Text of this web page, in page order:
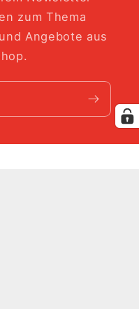
zum Thema
Angebote aus